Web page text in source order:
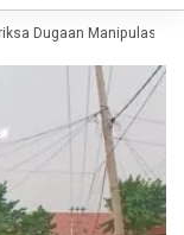
Dugaan Manipulasi